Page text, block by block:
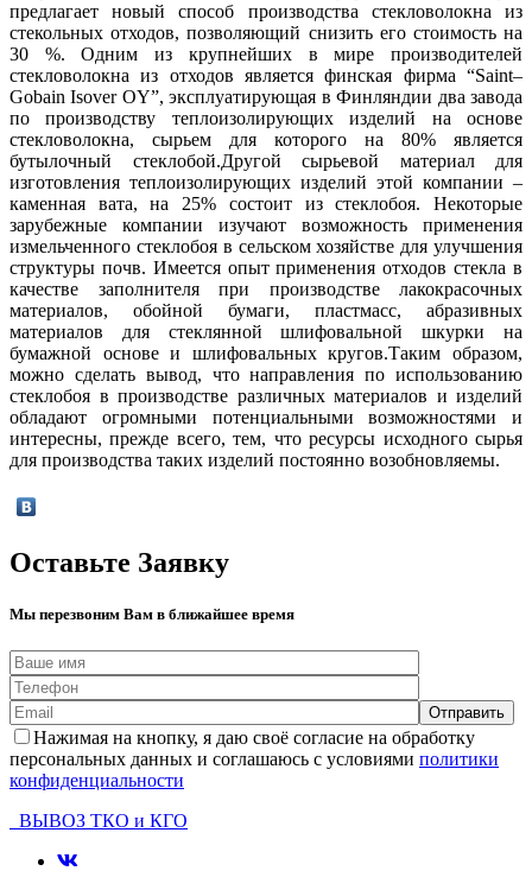
Оставьте Заявку
Мы перезвоним Вам в ближайшее время
Нажимая на кнопку, я даю своё согласие на обработку
персональных данных и соглашаюсь с условиями политики
конфиденциальности
ВЫВОЗ ТКО и КГО